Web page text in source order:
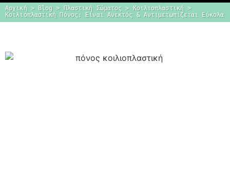
Dr. Δημήτρης
Ο προσωπικός σας πλαστικός
Αρχική > Blog > Πλαστική Σώματος > Κοιλιοπλαστική
>
Κοιλιοπλαστική Πόνος: Είναι Ανεκτός & Αντιμετωπίζεται Εύκολα